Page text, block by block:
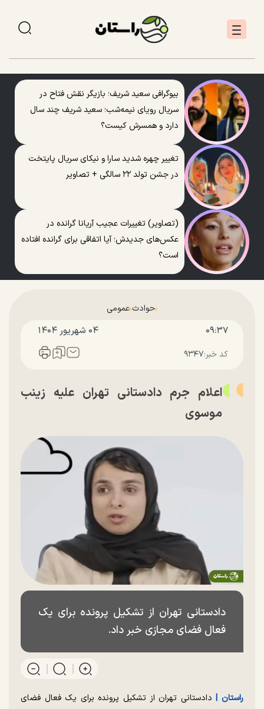
بیوگرافی سعید شریف؛ بازیگر نقش فتاح در
سریال رویای نیمه‌شب؛ سعید شریف چند سال
دارد و همسرش کیست؟
تغییر چهره شدید سارا و نیکای سریال پایتخت
در جشن تولد ۲۲ سالگی + تصاویر
(تصاویر) تغییرات عجیب آریانا گرانده در
عکس‌های جدیدش؛ آیا اتفاقی برای گرانده افتاده
است؟
حوادث عمومی
۰۹:۳۷ ۰۴ شهريور ۱۴۰۴
کد خبر:۹۳۴۷
اعلام جرم دادستانی تهران علیه زینب
موسوی
دادستانی تهران از تشکیل پرونده برای یک
فعال فضای مجازی خبر داد.
راستان |دادستانی تهران از تشکیل پرونده برای یک فعال فضای